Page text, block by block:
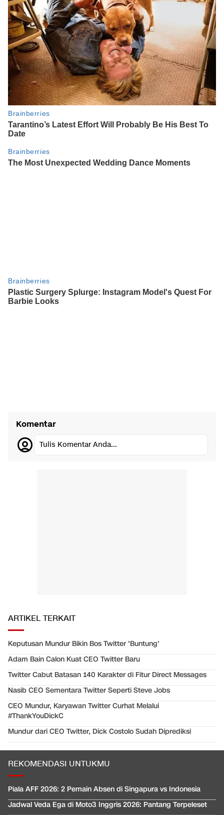
Komentar
Tulis Komentar Anda...
ARTIKEL TERKAIT
Keputusan Mundur Bikin Bos Twitter 'Buntung'
Adam Bain Calon Kuat CEO Twitter Baru
Twitter Cabut Batasan 140 Karakter di Fitur Direct Messages
Nasib CEO Sementara Twitter Seperti Steve Jobs
CEO Mundur, Karyawan Twitter Curhat Melalui
#ThankYouDickC
Mundur dari CEO Twitter, Dick Costolo Sudah Diprediksi
REKOMENDASI UNTUKMU
Piala AFF 2026: 2 Pemain Absen di Singapura vs Indonesia
Jadwal Veda Ega di Moto3 Inggris 2026: Pantang Terpeleset